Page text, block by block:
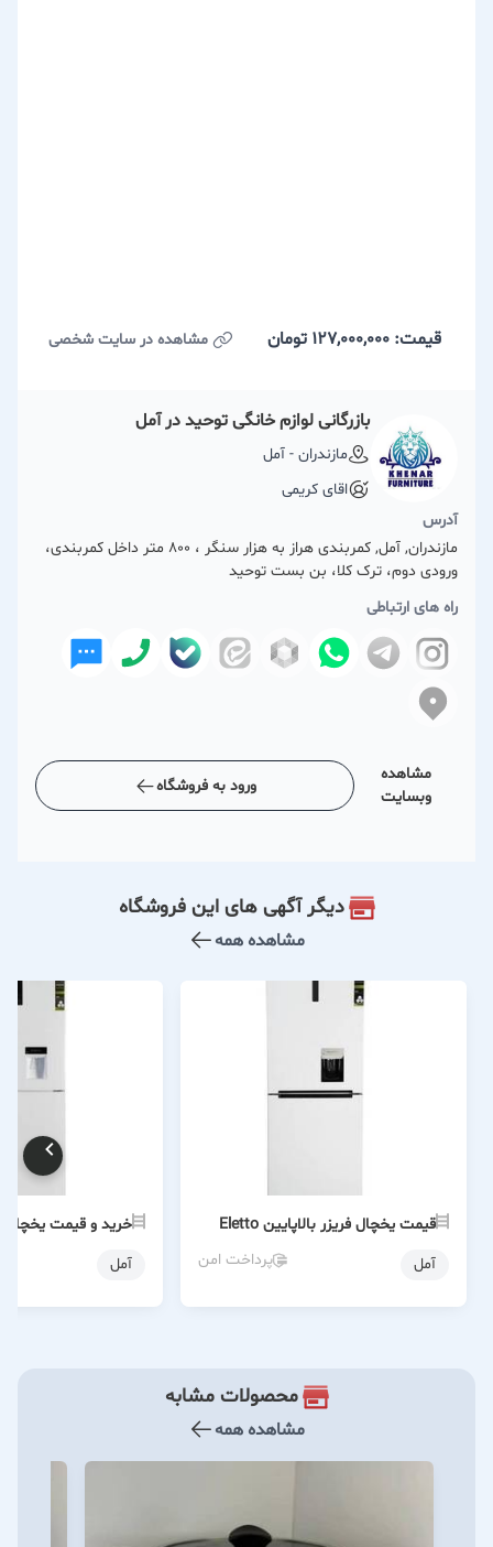
قیمت: 127,000,000 تومان مشاهده در سایت شخصی
بازرگانی لوازم خانگی توحید در آمل
مازندران - آمل
اقای کریمی
آدرس
مازندران, آمل, کمربندی هراز به هزار سنگر ، 800 متر داخل کمربندی،
ورودی دوم، ترک کلا، بن بست توحید
راه های ارتباطی
مشاهده
وبسایت
ورود به فروشگاه
دیگر آگهی های این فروشگاه
مشاهده همه
قیمت یخچال فریزر بالاپایین Eletto
آمل
پرداخت امن
خرید و قیمت یخچال و
آمل
محصولات مشابه
مشاهده همه